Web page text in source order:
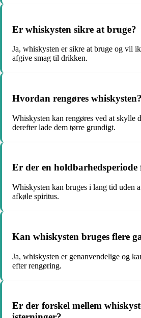
Er whiskysten sikre at bruge?
Ja, whiskysten er sikre at bruge og vil
afgive smag til drikken.
Hvordan rengøres whiskysten?
Whiskysten kan rengøres ved at skylle
derefter lade dem tørre grundigt.
Er der en holdbarhedsperiode
Whiskysten kan bruges i lang tid uden
afkøle spiritus.
Kan whiskysten bruges flere
Ja, whiskysten er genanvendelige og
efter rengøring.
Er der forskel mellem